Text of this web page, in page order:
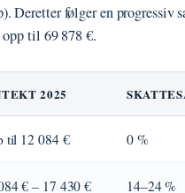
Deretter følger en progressiv
til 69 878 €.
2025
til 12 084 € 0 %
€ – 17 430 € 14–24 %